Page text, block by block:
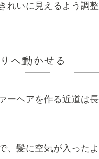
いに見えるよう調
へ動かせる
ーヘアを作る近道は
、髪に空気が入った